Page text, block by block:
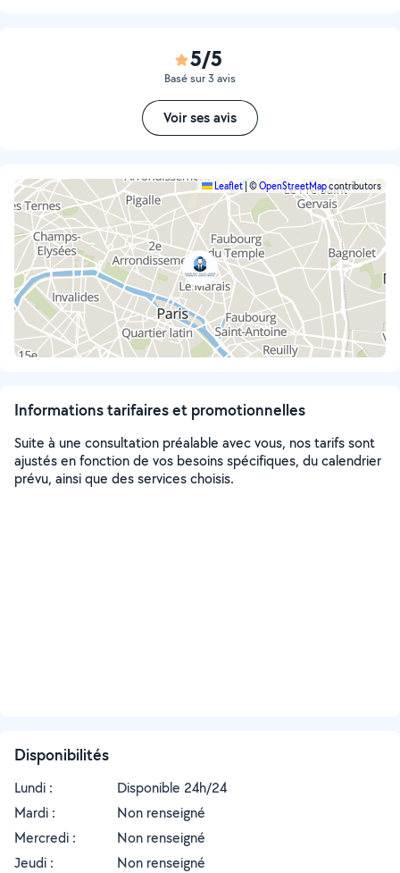
5/5
Basé sur 3 avis
Voir ses avis
Leaflet| ©OpenStreetMapcontributors
Informations tarifaires et promotionnelles
Suite à une consultation préalable avec vous, nos tarifs sont
ajustés en fonction de vos besoins spécifiques, du calendrier
prévu, ainsi que des services choisis.
Disponibilités
Lundi :
Disponible 24h/24
Mardi :
Non renseigné
Mercredi :
Non renseigné
Jeudi :
Non renseigné